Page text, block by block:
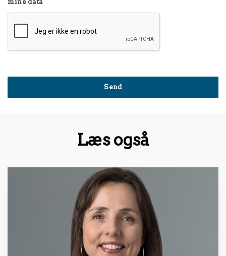
mine data
Læs også